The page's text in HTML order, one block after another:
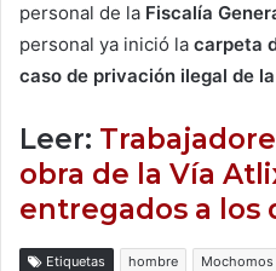
personal de la Fiscalía
personal ya inició la carpeta
caso de privación ilegal de
Leer:
obra de la Vía
entregados a los
Etiquetas hombre Mochomos